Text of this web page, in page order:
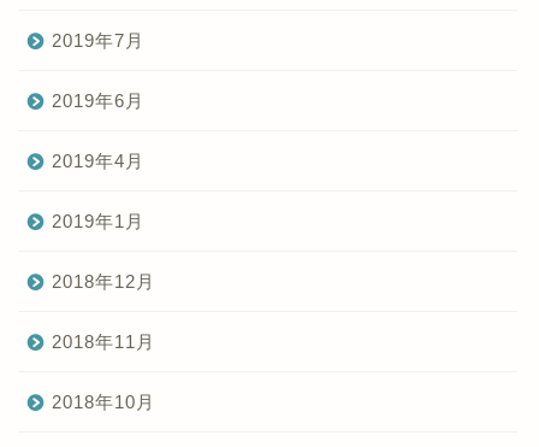
2019年7月
2019年6月
2019年4月
2019年1月
2018年12月
2018年11月
2018年10月